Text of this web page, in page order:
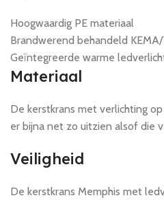
Hoogwaardig PE materiaal
Brandwerend behandeld
Geïntegreerde warme
Materiaal
De kerstkrans met verlichting
er bijna net zo uitzien alsof die
Veiligheid
De kerstkrans Memphis met